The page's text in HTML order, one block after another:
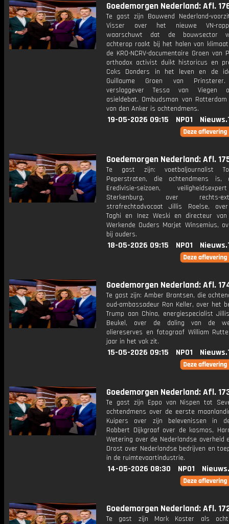
Goedemorgen Nederland: Afl.
Te gast zijn Bouwend Nederland-
Visser over het nieuwe VN-
waarschuwt dat de bouwsector
achterop raakt bij het halen van
de KRO-NCRV-documentaire Groen van
orthodox activist duikt historicus en
Coks Donders in het leven en de
Guillaume Groen van
verslaggever Tessa van Viegen
asieldebat. Ombudsman van Rotterdam
van den Anker is ochtendmens.
19-05-2026 09:15 NPO1
Goedemorgen Nederland: Afl.
Te gast zijn: voetbaljournalist
Peperstraten, die ochtendmens is,
Eredivisie-seizoen,
Sterkenburg, over rechts-
strafrechtadvocaat Jillis Roelse,
Taghi en Inez Weski en directeur
Werkende Ouders Marjet Winsemius,
bij ouders.
18-05-2026 09:15 NPO1
Goedemorgen Nederland: Afl.
Te gast zijn: Amber Brantsen, die
oud-ambassadeur Ron Keller, over het
Trump aan China, energiespecialist
Beukel, over de daling van de
oliereserves en fotograaf William
jaar in het vak zit.
15-05-2026 09:15 NPO1
Goedemorgen Nederland: Afl.
Te gast zijn Eppo van Nispen tot
ochtendmens over de eerste
Kuipers over zijn belevenissen in
Robbert Dijkgraaf over de kosmos,
Wetering over de Nederlandse overheid
Drost over Nederlandse bedrijven en
in de ruimtevaartindustrie.
14-05-2026 08:30 NPO1
Goedemorgen Nederland: Afl.
Te gast zijn Mark Koster als